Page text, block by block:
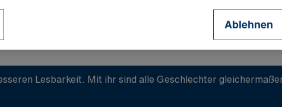
Lesbarkeit. Mit ihr sind alle Geschlechter
Ablehnen